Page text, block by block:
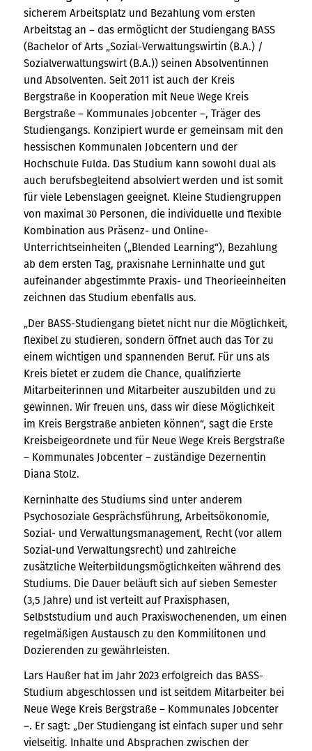
sicherem Arbeitsplatz und Bezahlung vom ersten
Arbeitstag an – das ermöglicht der Studiengang BASS
(Bachelor of Arts „Sozial-Verwaltungswirtin (B.A.) /
Sozialverwaltungswirt (B.A.)) seinen Absolventinnen
und Absolventen. Seit 2011 ist auch der Kreis
Bergstraße in Kooperation mit Neue Wege Kreis
Bergstraße – Kommunales Jobcenter –, Träger des
Studiengangs. Konzipiert wurde er gemeinsam mit den
hessischen Kommunalen Jobcentern und der
Hochschule Fulda. Das Studium kann sowohl dual als
auch berufsbegleitend absolviert werden und ist somit
für viele Lebenslagen geeignet. Kleine Studiengruppen
von maximal 30 Personen, die individuelle und flexible
Kombination aus Präsenz- und Online-
Unterrichtseinheiten („Blended Learning“), Bezahlung
ab dem ersten Tag, praxisnahe Lerninhalte und gut
aufeinander abgestimmte Praxis- und Theorieeinheiten
zeichnen das Studium ebenfalls aus.
„Der BASS-Studiengang bietet nicht nur die Möglichkeit,
flexibel zu studieren, sondern öffnet auch das Tor zu
einem wichtigen und spannenden Beruf. Für uns als
Kreis bietet er zudem die Chance, qualifizierte
Mitarbeiterinnen und Mitarbeiter auszubilden und zu
gewinnen. Wir freuen uns, dass wir diese Möglichkeit
im Kreis Bergstraße anbieten können“, sagt die Erste
Kreisbeigeordnete und für Neue Wege Kreis Bergstraße
– Kommunales Jobcenter – zuständige Dezernentin
Diana Stolz.
Kerninhalte des Studiums sind unter anderem
Psychosoziale Gesprächsführung, Arbeitsökonomie,
Sozial- und Verwaltungsmanagement, Recht (vor allem
Sozial-und Verwaltungsrecht) und zahlreiche
zusätzliche Weiterbildungsmöglichkeiten während des
Studiums. Die Dauer beläuft sich auf sieben Semester
(3,5 Jahre) und ist verteilt auf Praxisphasen,
Selbststudium und auch Praxiswochenenden, um einen
regelmäßigen Austausch zu den Kommilitonen und
Dozierenden zu gewährleisten.
Lars Haußer hat im Jahr 2023 erfolgreich das BASS-
Studium abgeschlossen und ist seitdem Mitarbeiter bei
Neue Wege Kreis Bergstraße – Kommunales Jobcenter
–. Er sagt: „Der Studiengang ist einfach super und sehr
vielseitig. Inhalte und Absprachen zwischen der